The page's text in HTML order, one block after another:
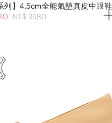
列】4.5cm全能氣墊真皮中跟鞋
NT$ 3580